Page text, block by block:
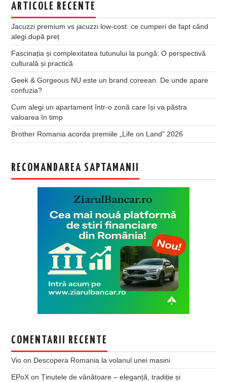
ARTICOLE RECENTE
Jacuzzi premium vs jacuzzi low-cost: ce cumperi de fapt când
alegi după preț
Fascinația și complexitatea tutunului la pungă: O perspectivă
culturală și practică
Geek & Gorgeous NU este un brand coreean. De unde apare
confuzia?
Cum alegi un apartament într-o zonă care își va păstra
valoarea în timp
Brother Romania acorda premiile „Life on Land” 2026
RECOMANDAREA SAPTAMANII
COMENTARII RECENTE
Vio on Descopera Romania la volanul unei masini
EPoX onȚinutele de vânătoare – eleganță, tradiție și